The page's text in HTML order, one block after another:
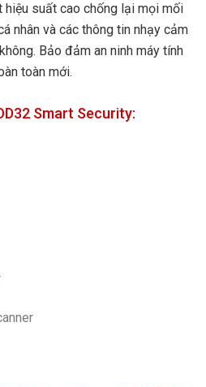
suất cao chống lại mọi mối
nhân và các thông tin nhạy cảm
Bảo đảm an ninh máy tính
toàn mới.
Smart Security: